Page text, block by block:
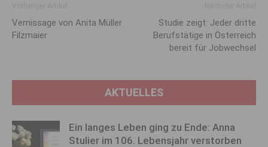
Vernissage von Anita Müller
Filzmaier
Studie zeigt: Jeder dritte
Berufstätige in Österreich
bereit für Jobwechsel
AKTUELLES
Ein langes Leben ging zu Ende: Anna
Stulier im 106. Lebensjahr verstorben